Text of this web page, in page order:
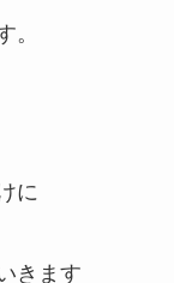
。
に
きます